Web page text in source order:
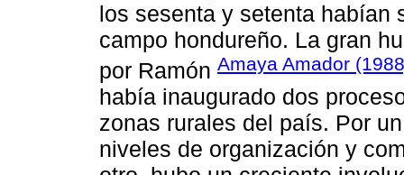
los sesenta y setenta habían
campo hondureño. La gran
por Ramón Amaya Amador
había inaugurado dos
zonas rurales del país. Por
niveles de organización y